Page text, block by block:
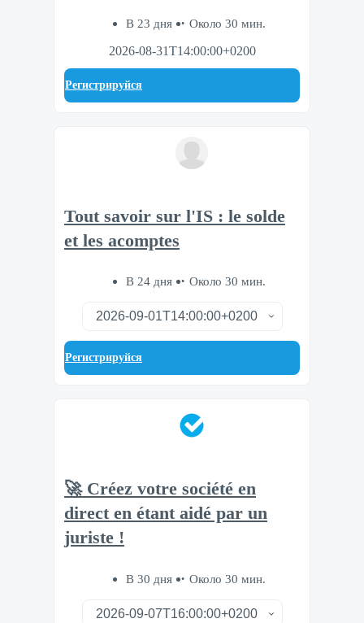
В 23 дня
Около 30 мин.
2026-08-31T14:00:00+0200
Регистрируйся
Tout savoir sur l'IS : le solde
et les acomptes
В 24 дня Около 30 мин.
Регистрируйся
🚀 Créez votre société en
direct en étant aidé par un
juriste !
В 30 дня Около 30 мин.